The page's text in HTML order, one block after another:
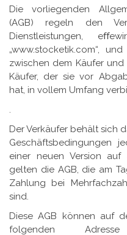
Die vorliegenden
(AGB) regeln den
Dienstleistungen,
„www.stocketik.com“,
zwischen dem Käufer
Käufer, der sie vor
hat, in vollem Umfang
.
Der Verkäufer behält sich
Geschäftsbedingungen
einer neuen Version
gelten die AGB, die am
Zahlung bei
sind.
Diese AGB können auf
folgenden